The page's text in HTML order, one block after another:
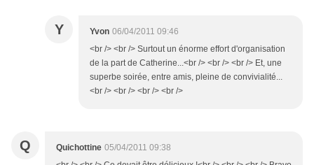
Y Yvon 06/04/2011 09:46
<br /> <br /> Surtout un énorme effort d'organisation
de la part de Catherine...<br /> <br /> <br /> Et, une
superbe soirée, entre amis, pleine de convivialité...
<br /> <br /> <br /> <br />
Q Quichottine 05/04/2011 09:38